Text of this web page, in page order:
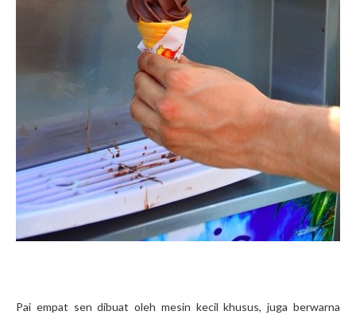
Pai empat sen dibuat oleh mesin kecil khusus, juga berwarna